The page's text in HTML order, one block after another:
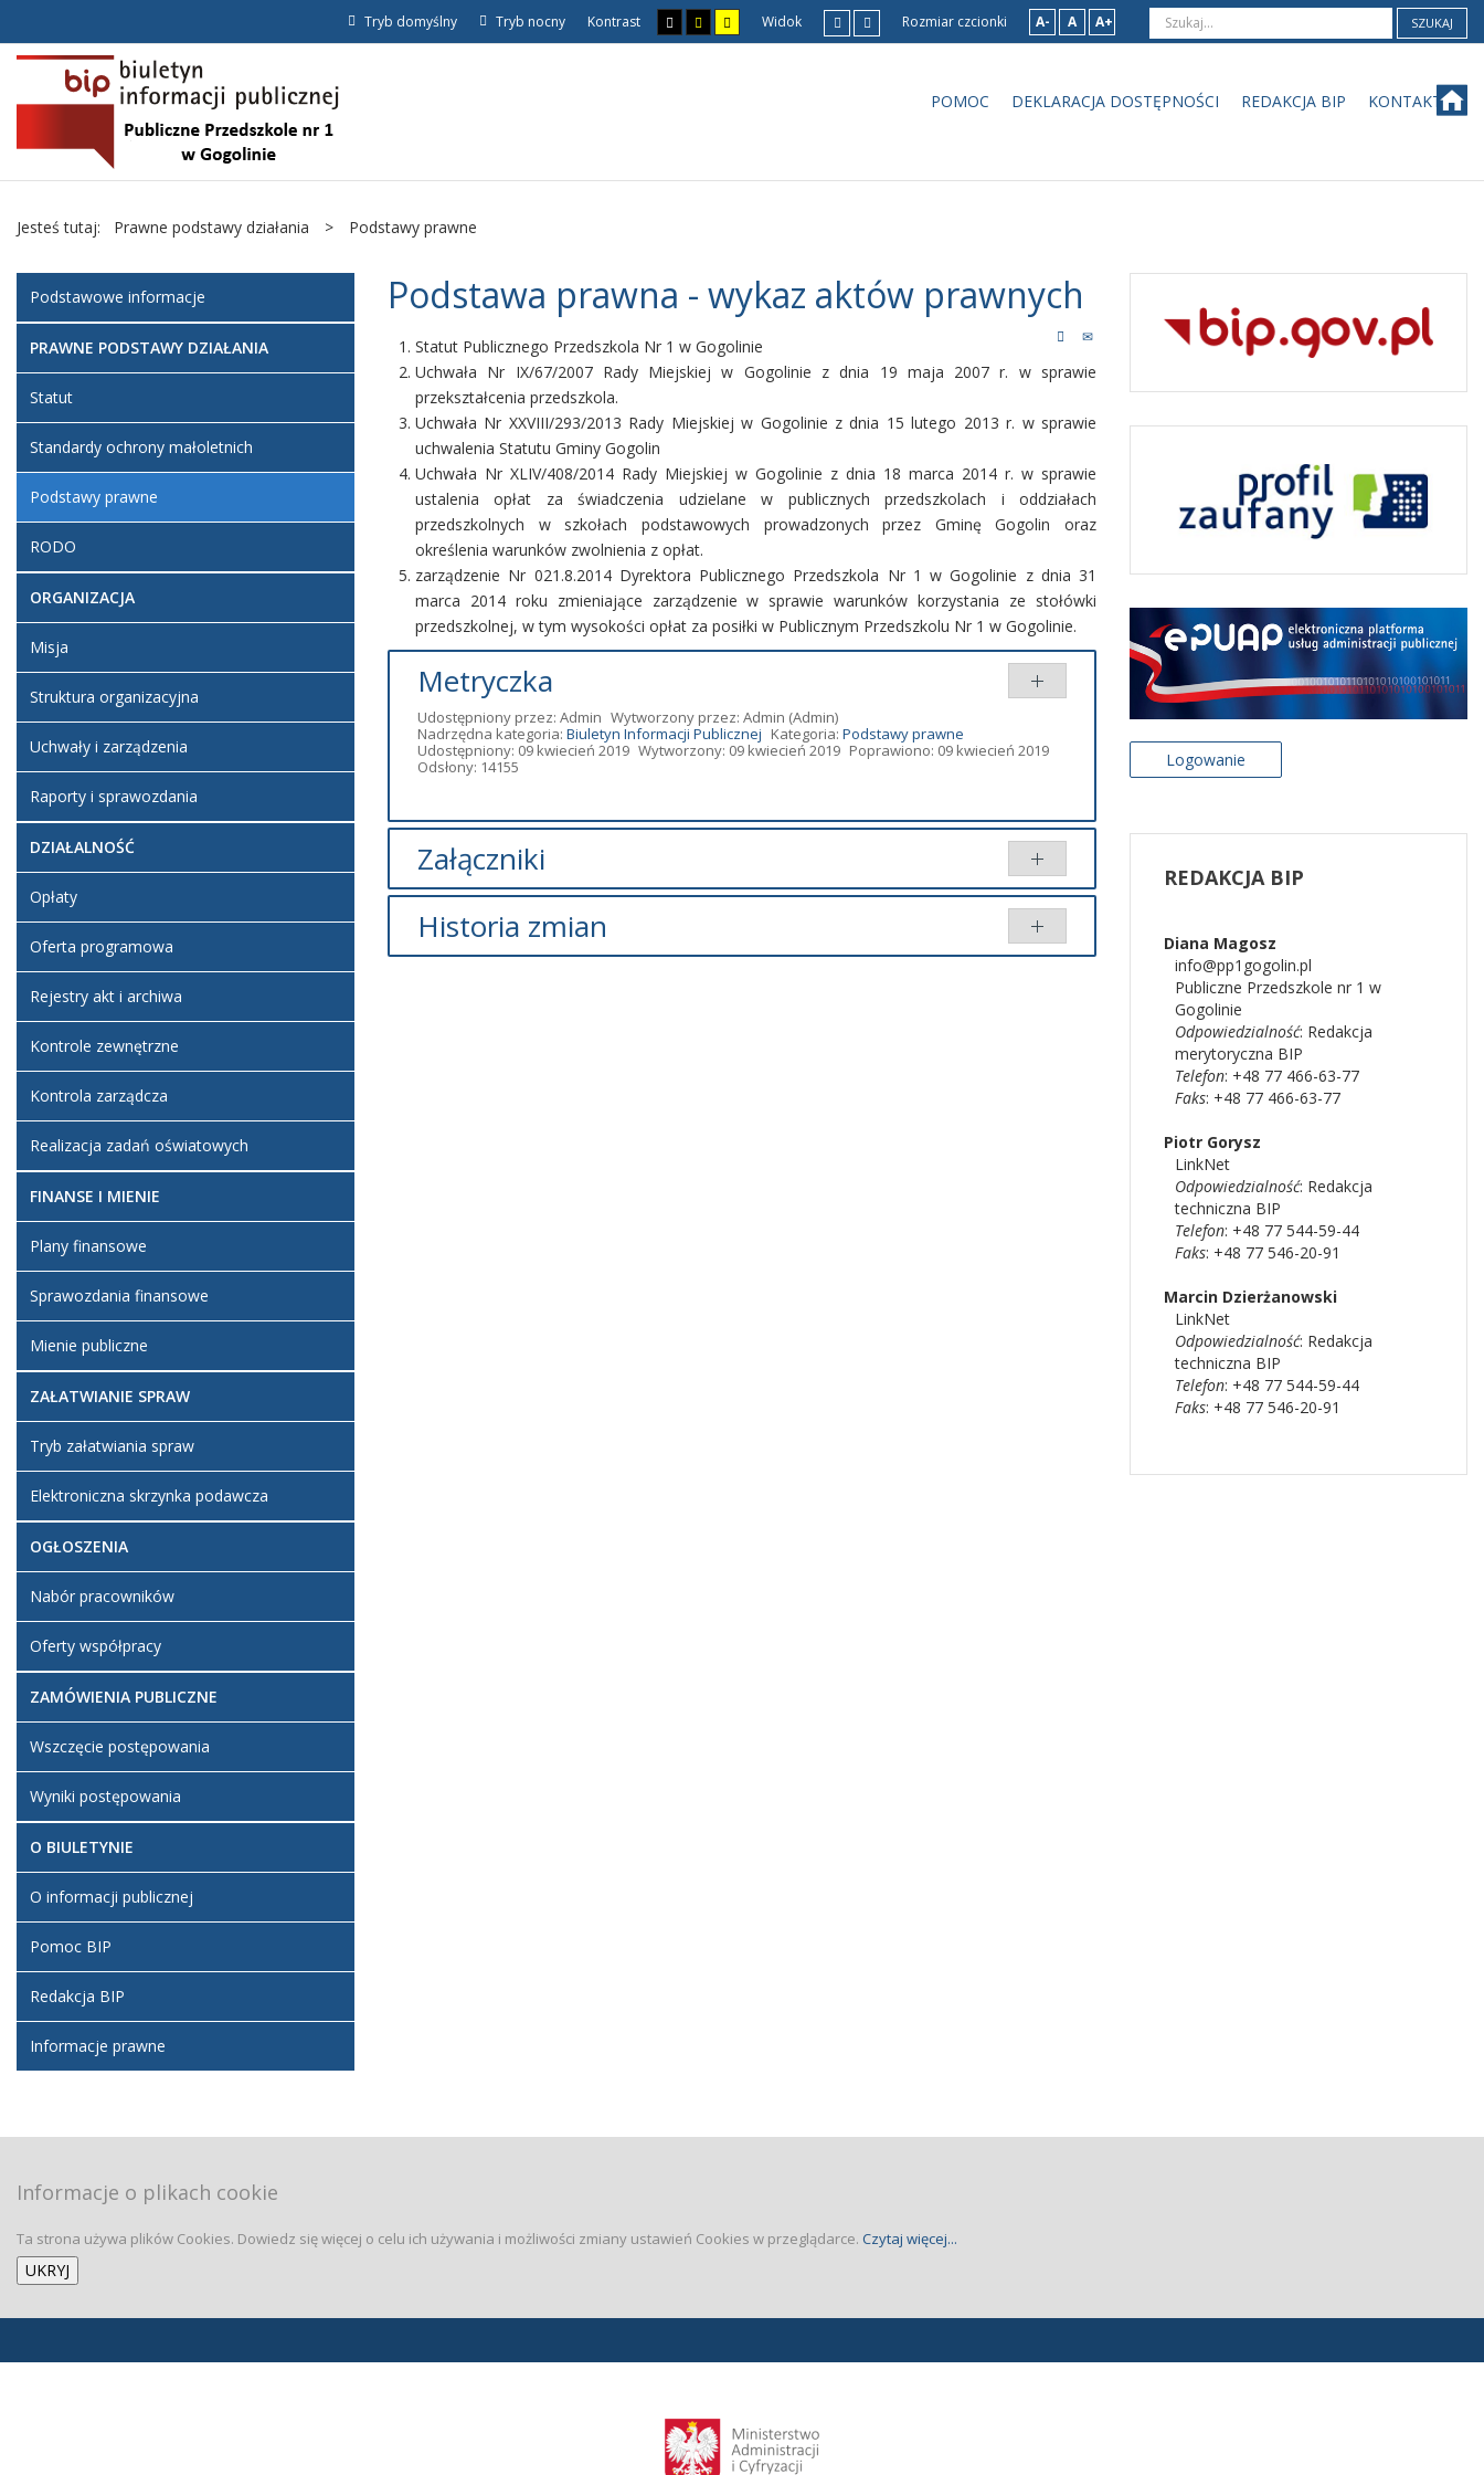
Tryb domyślny Tryb nocny Kontrast Widok Rozmiar czcionki A- A A+ SZUKAJ
POMOC DEKLARACJA DOSTĘPNOŚCI REDAKCJA BIP KONTAKT
Jesteś tutaj: Prawne podstawy działania > Podstawy prawne
Podstawa prawna - wykaz aktów prawnych
Statut Publicznego Przedszkola Nr 1 w Gogolinie
Uchwała Nr IX/67/2007 Rady Miejskiej w Gogolinie z dnia 19 maja 2007 r. w sprawie
przekształcenia przedszkola.
Uchwała Nr XXVIII/293/2013 Rady Miejskiej w Gogolinie z dnia 15 lutego 2013 r. w sprawie
uchwalenia Statutu Gminy Gogolin
Uchwała Nr XLIV/408/2014 Rady Miejskiej w Gogolinie z dnia 18 marca 2014 r. w sprawie
ustalenia opłat za świadczenia udzielane w publicznych przedszkolach i oddziałach
przedszkolnych w szkołach podstawowych prowadzonych przez Gminę Gogolin oraz
określenia warunków zwolnienia z opłat.
zarządzenie Nr 021.8.2014 Dyrektora Publicznego Przedszkola Nr 1 w Gogolinie z dnia 31
marca 2014 roku zmieniające zarządzenie w sprawie warunków korzystania ze stołówki
przedszkolnej, w tym wysokości opłat za posiłki w Publicznym Przedszkolu Nr 1 w Gogolinie.
Metryczka
Udostępniony przez: Admin Wytworzony przez: Admin (Admin)
Nadrzędna kategoria: Biuletyn Informacji Publicznej Kategoria: Podstawy prawne
Udostępniony: 09 kwiecień 2019 Wytworzony: 09 kwiecień 2019 Poprawiono: 09 kwiecień 2019
Odsłony: 14155
Załączniki
Brak załączników.
Historia zmian
Podstawowe informacje
PRAWNE PODSTAWY DZIAŁANIA
Statut
Standardy ochrony małoletnich
Podstawy prawne
RODO
ORGANIZACJA
Misja
Struktura organizacyjna
Uchwały i zarządzenia
Raporty i sprawozdania
DZIAŁALNOŚĆ
Opłaty
Oferta programowa
Rejestry akt i archiwa
Kontrole zewnętrzne
Kontrola zarządcza
Realizacja zadań oświatowych
FINANSE I MIENIE
Plany finansowe
Sprawozdania finansowe
Mienie publiczne
ZAŁATWIANIE SPRAW
Tryb załatwiania spraw
Elektroniczna skrzynka podawcza
OGŁOSZENIA
Nabór pracowników
Oferty współpracy
ZAMÓWIENIA PUBLICZNE
Wszczęcie postępowania
Wyniki postępowania
O BIULETYNIE
O informacji publicznej
Pomoc BIP
Redakcja BIP
Informacje prawne
Logowanie
REDAKCJABIP
Diana Magosz
info@pp1gogolin.pl
Publiczne Przedszkole nr 1 w
Gogolinie
Odpowiedzialność: Redakcja
merytoryczna BIP
Telefon: +48 77 466-63-77
Faks: +48 77 466-63-77
Piotr Gorysz
LinkNet
Odpowiedzialność: Redakcja
techniczna BIP
Telefon: +48 77 544-59-44
Faks: +48 77 546-20-91
Marcin Dzierżanowski
LinkNet
Odpowiedzialność: Redakcja
techniczna BIP
Telefon: +48 77 544-59-44
Faks: +48 77 546-20-91
Informacje o plikach cookie
Ta strona używa plików Cookies. Dowiedz się więcej o celu ich używania i możliwości zmiany ustawień Cookies w przeglądarce. Czytaj więcej...